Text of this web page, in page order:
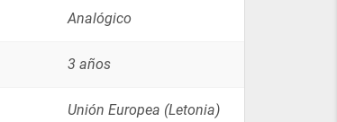
Analógico
3 años
Unión Europea (Letonia)